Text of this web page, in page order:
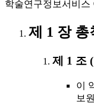
학술연구정보서비스
제 1 장 총
제 1 조
이
보